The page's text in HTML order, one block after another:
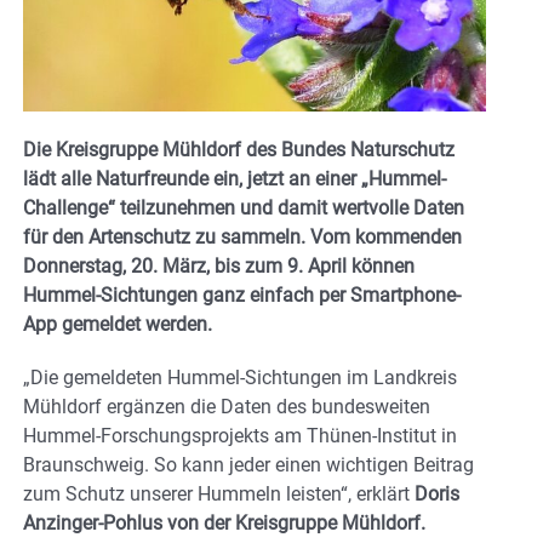
Die Kreisgruppe Mühldorf des Bundes Naturschutz
lädt alle Naturfreunde ein, jetzt an einer „Hummel-
Challenge“ teilzunehmen und damit wertvolle Daten
für den Artenschutz zu sammeln. Vom kommenden
Donnerstag, 20. März, bis zum 9. April können
Hummel-Sichtungen ganz einfach per Smartphone-
App gemeldet werden.
„Die gemeldeten Hummel-Sichtungen im Landkreis
Mühldorf ergänzen die Daten des bundesweiten
Hummel-Forschungsprojekts am Thünen-Institut in
Braunschweig. So kann jeder einen wichtigen Beitrag
zum Schutz unserer Hummeln leisten“, erklärt Doris
Anzinger-Pohlus von der Kreisgruppe Mühldorf.